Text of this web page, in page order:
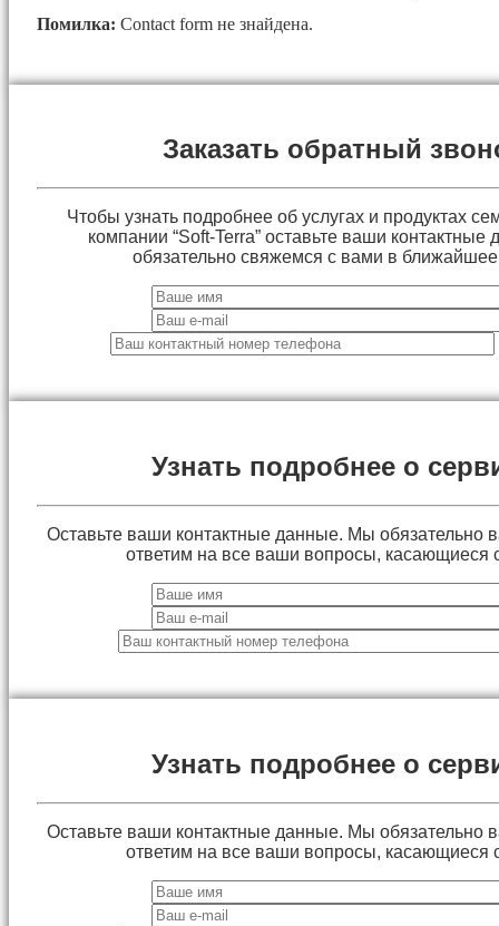
Помилка: Contact form не знайдена.
Заказать обратный
Чтобы узнать подробнее об услугах и продуктах
компании “Soft-Terra” оставьте ваши
обязательно свяжемся с вами в
Узнать подробнее о
Оставьте ваши контактные данные. Мы обязательно
ответим на все ваши вопросы, касающиеся
Узнать подробнее о
Оставьте ваши контактные данные. Мы обязательно
ответим на все ваши вопросы, касающиеся